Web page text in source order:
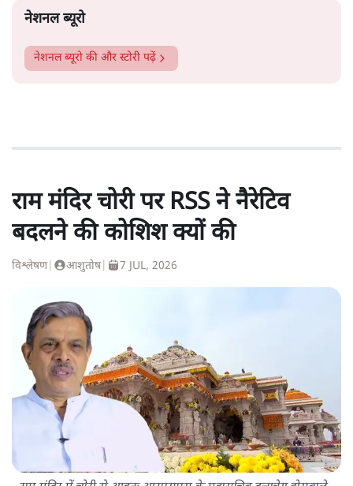
नेशनल ब्यूरो
नेशनल ब्यूरो की और स्टोरी पढ़ें
राम मंदिर चोरी पर RSS ने नैरेटिव
बदलने की कोशिश क्यों की
विश्लेषण| आशुतोष| 7 JUL, 2026